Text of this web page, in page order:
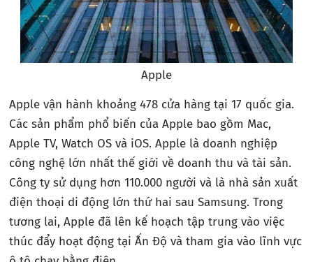
Apple
Apple vận hành khoảng 478 cửa hàng tại 17 quốc gia.
Các sản phẩm phổ biến của Apple bao gồm Mac,
Apple TV, Watch OS và iOS. Apple là doanh nghiệp
công nghệ lớn nhất thế giới về doanh thu và tài sản.
Công ty sử dụng hơn 110.000 người và là nhà sản xuất
điện thoại di động lớn thứ hai sau Samsung. Trong
tương lai, Apple đã lên kế hoạch tập trung vào việc
thúc đẩy hoạt động tại Ấn Độ và tham gia vào lĩnh vực